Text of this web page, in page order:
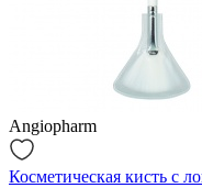
Angiopharm
Косметическая кисть с